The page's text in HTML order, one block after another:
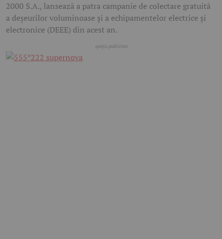
2000 S.A., lansează a patra campanie de colectare gratuită
a deșeurilor voluminoase și a echipamentelor electrice și
electronice (DEEE) din acest an.